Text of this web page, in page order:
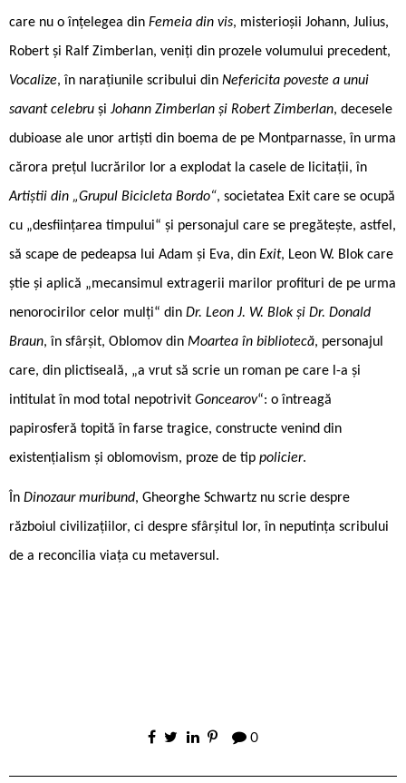
care nu o înțelegea din Femeia din vis, misterioșii Johann, Julius,
Robert și Ralf Zimberlan, veniți din prozele volumului precedent,
Vocalize, în narațiunile scribului din Nefericita poveste a unui
savant celebru și Johann Zimberlan și Robert Zimberlan, decesele
dubioase ale unor artiști din boema de pe Montparnasse, în urma
cărora prețul lucrărilor lor a explodat la casele de licitații, în
Artiștii din „Grupul Bicicleta Bordo“, societatea Exit care se ocupă
cu „desființarea timpului“ și personajul care se pregătește, astfel,
să scape de pedeapsa lui Adam și Eva, din Exit, Leon W. Blok care
știe și aplică „mecansimul extragerii marilor profituri de pe urma
nenorocirilor celor mulți“ din Dr. Leon J. W. Blok și Dr. Donald
Braun, în sfârșit, Oblomov din Moartea în bibliotecă, personajul
care, din plictiseală, „a vrut să scrie un roman pe care l-a și
intitulat în mod total nepotrivit Goncearov“: o întreagă
papirosferă topită în farse tragice, constructe venind din
existențialism și oblomovism, proze de tip policier.
În Dinozaur muribund, Gheorghe Schwartz nu scrie despre
războiul civilizațiilor, ci despre sfârșitul lor, în neputința scribului
de a reconcilia viața cu metaversul.
0